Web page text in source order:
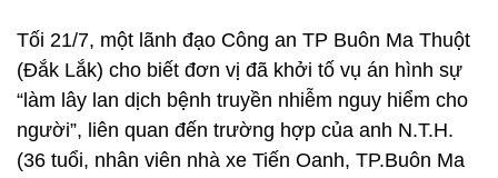
Tối 21/7, một lãnh đạo Công an TP Buôn Ma Thuột
(Đắk Lắk) cho biết đơn vị đã khởi tố vụ án hình sự
“làm lây lan dịch bệnh truyền nhiễm nguy hiểm cho
người”, liên quan đến trường hợp của anh N.T.H.
(36 tuổi, nhân viên nhà xe Tiến Oanh, TP.Buôn Ma